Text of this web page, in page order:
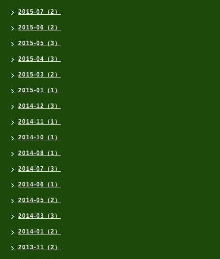
2015-07（2）
2015-06（2）
2015-05（3）
2015-04（3）
2015-03（2）
2015-01（1）
2014-12（3）
2014-11（1）
2014-10（1）
2014-08（1）
2014-07（3）
2014-06（1）
2014-05（2）
2014-03（3）
2014-01（2）
2013-11（2）